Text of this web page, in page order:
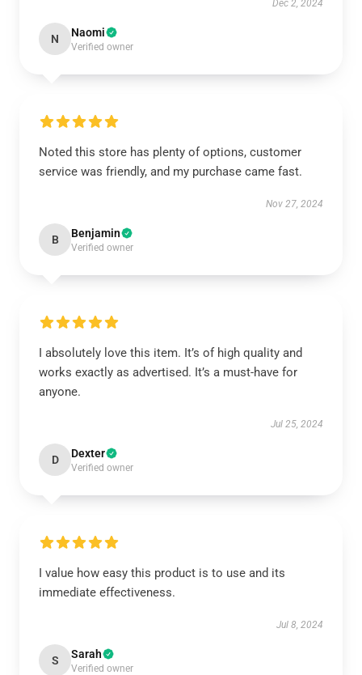
Dec 2, 2024
N Naomi
Verified owner
Noted this store has plenty of options, customer
service was friendly, and my purchase came fast.
Nov 27, 2024
B Benjamin
Verified owner
I absolutely love this item. It’s of high quality and
works exactly as advertised. It’s a must-have for
anyone.
Jul 25, 2024
D Dexter
Verified owner
I value how easy this product is to use and its
immediate effectiveness.
Jul 8, 2024
S Sarah
Verified owner